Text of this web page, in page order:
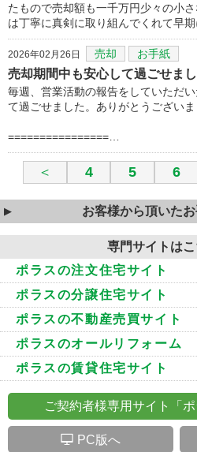
たもので売却額も一千万円少々の小
は丁寧に真剣に取り組んでくれて早
2026年02月26日 売却 お手紙
売却期間中も安心して過ごせま
毎週、営業活動の報告をしていただ
て過ごせました。ありがとうございま
================…
＜ 4 5 6
お客様から頂いたお
専門サイトは
ポラスの注文住宅サイト
ポラスの分譲住宅サイト
ポラスの不動産売買サイト
ポラスのオールリフォーム
ポラスの賃貸住宅サイト
ご契約者様専用サイト「ポ
S PC版へ